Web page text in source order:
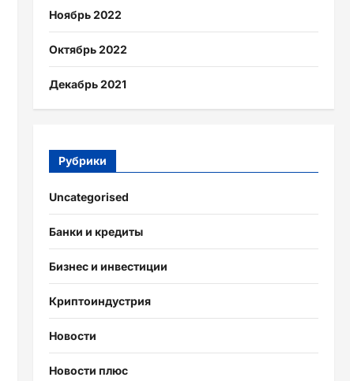
Ноябрь 2022
Октябрь 2022
Декабрь 2021
Рубрики
Uncategorised
Банки и кредиты
Бизнес и инвестиции
Криптоиндустрия
Новости
Новости плюс